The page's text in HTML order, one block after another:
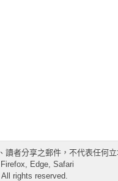
讀者分享之郵件，不代表任何
Edge, Safari
rights reserved.